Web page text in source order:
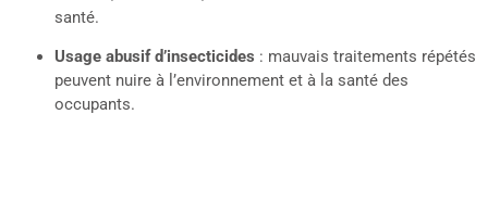
santé.
Usage abusif d’insecticides : mauvais traitements répétés
peuvent nuire à l’environnement et à la santé des
occupants.